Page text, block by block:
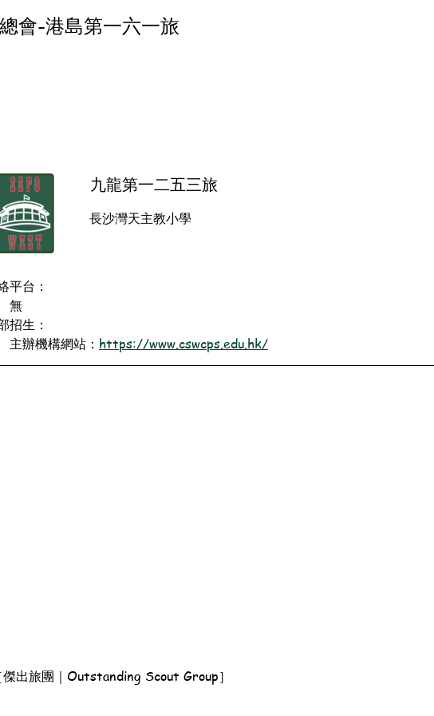
會-港島第一六一旅
九龍第一二五三旅
長沙灣天主教小學
平台：
無
招生：
主辦機構網站： https://www.cswcps.edu.hk/
出旅團｜Outstanding Scout Group］